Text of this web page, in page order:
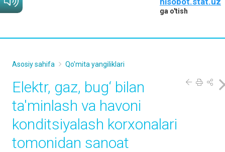
ga o'tish
Asosiy sahifa Qo'mita yangiliklari
Elektr, gaz, bug‘ bilan
ta'minlash va havoni
konditsiyalash korxonalari
tomonidan sanoat